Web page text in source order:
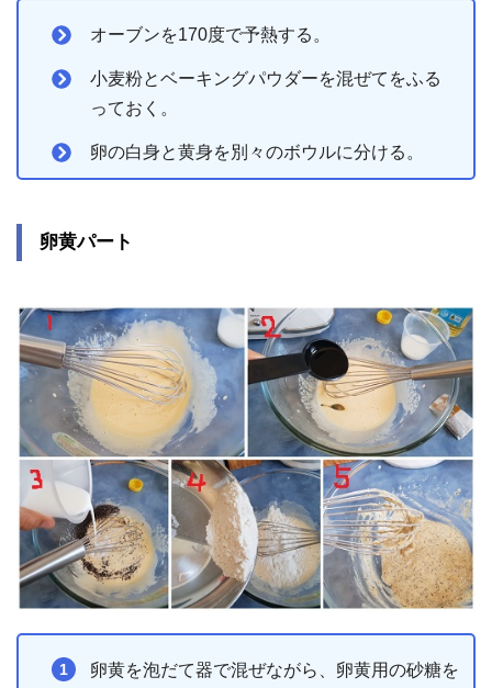
オーブンを170度で予熱する。
小麦粉とベーキングパウダーを混ぜてをふる
っておく。
卵の白身と黄身を別々のボウルに分ける。
卵黄パート
卵黄を泡だて器で混ぜながら、卵黄用の砂糖を